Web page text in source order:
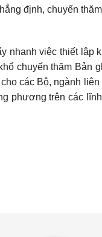
định, chuyến
nhanh việc thiết lập
chuyến thăm Bản
các Bộ, ngành liên
phương trên các